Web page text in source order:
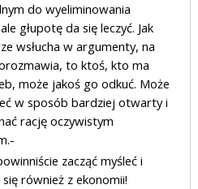
do wyeliminowania
głupotę da się leczyć. Jak
wsłucha w argumenty, na
to ktoś, kto ma
może jakoś go odkuć. Może
w sposób bardziej otwarty i
rację oczywistym
zacząć myśleć i
się również z ekonomii!